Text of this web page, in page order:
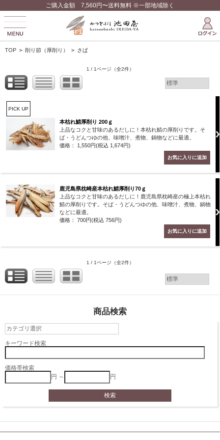
ご購入金額 7,560円〜送料無料 ※一部地域除く
TOP > 削り節（厚削り） > さば
1 / 1ページ （全2件）
PICK UP
本枯れ鯖厚削り 200ｇ
上品なコクと甘味のあるだしに！本枯れ鯖の厚削りです。そ
ば・うどんつゆの他、味噌汁、煮物、鍋物などに最適。
価格： 1,550円(税込 1,674円)
鹿児島県枕崎産本枯れ鯖厚削り70ｇ
上品なコクと甘味のあるだしに！鹿児島県枕崎産の極上本枯れ
鯖の厚削りです。そば・うどんつゆの他、味噌汁、煮物、鍋物
などに最適。
価格： 700円(税込 756円)
1 / 1ページ （全2件）
商品検索
キーワード検索
価格帯検索
円 ～
円